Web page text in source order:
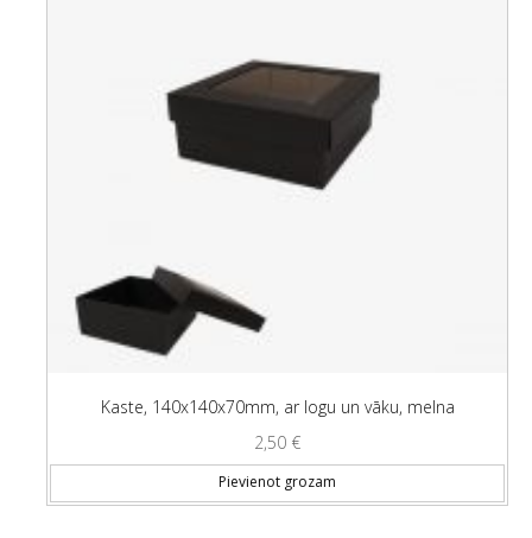
Kaste, 140x140x70mm, ar logu un vāku, melna
2,50 €
Pievienot grozam